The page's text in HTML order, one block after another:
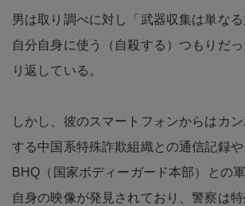
男は取り調べに対し「武器収集は単な
自分自身に使う（自殺する）つもりだ
り返している。
しかし、彼のスマートフォンからはカ
する中国系特殊詐欺組織との通信記録
BHQ（国家ボディーガード本部）との
自身の映像が発見されており、警察は